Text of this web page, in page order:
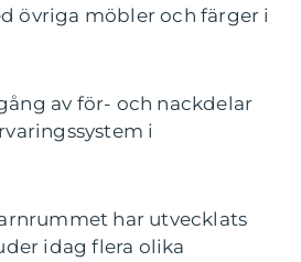
övriga möbler och färger i
av för- och nackdelar
i
har utvecklats
idag flera olika